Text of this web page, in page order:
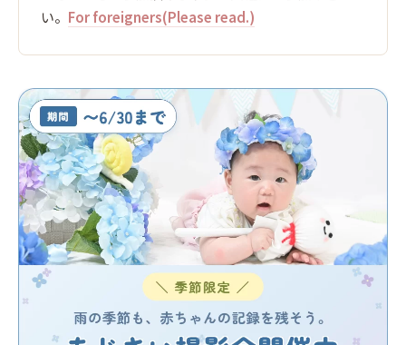
い。 For foreigners(Please read.)